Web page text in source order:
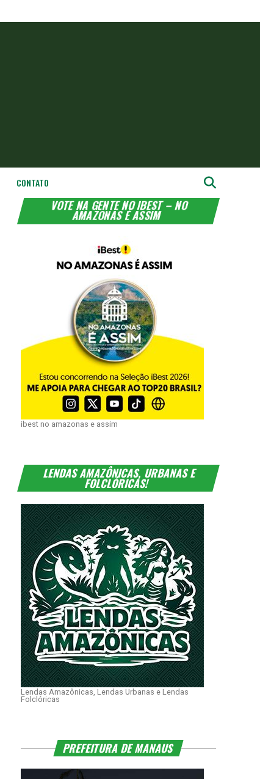
CONTATO
VOTE NA GENTE NO IBEST – NO
AMAZONAS É ASSIM
ibest no amazonas e assim
LENDAS AMAZÔNICAS, URBANAS E
FOLCLÓRICAS!
Lendas Amazônicas, Lendas Urbanas e Lendas
Folclóricas
PREFEITURA DE MANAUS